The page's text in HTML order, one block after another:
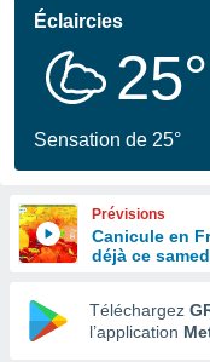
en
Éclaircies
25°
Sensation de 25°
Prévisions
Canicule en
déjà ce
Téléchargez
l’application